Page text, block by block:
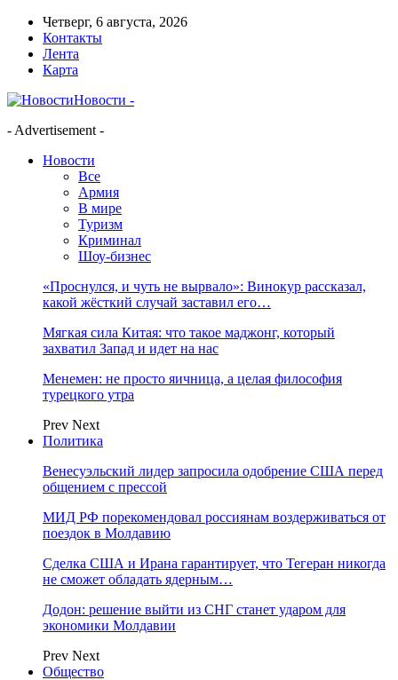
Четверг, 6 августа, 2026
Контакты
Лента
Карта
Новости -
- Advertisement -
Новости
Все
Армия
В мире
Туризм
Криминал
Шоу-бизнес
«Проснулся, и чуть не вырвало»: Винокур рассказал,
какой жёсткий случай заставил его…
Мягкая сила Китая: что такое маджонг, который
захватил Запад и идет на нас
Менемен: не просто яичница, а целая философия
турецкого утра
Prev Next
Политика
Венесуэльский лидер запросила одобрение США перед
общением с прессой
МИД РФ порекомендовал россиянам воздерживаться от
поездок в Молдавию
Сделка США и Ирана гарантирует, что Тегеран никогда
не сможет обладать ядерным…
Додон: решение выйти из СНГ станет ударом для
экономики Молдавии
Prev Next
Общество